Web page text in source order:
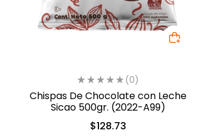
(0)
Chispas De Chocolate con Leche
Sicao 500gr. (2022-A99)
$128.73